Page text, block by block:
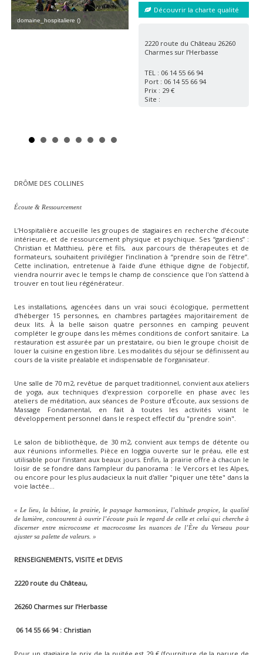
domaine_hospitaliere ()
Women outdoor taking care of lips ()
Découvrir la charte qualité
2220 route du Château 26260
Charmes sur l’Herbasse
TEL : 06 14 55 66 94
Port : 06 14 55 66 94
Prix : 29 €
Site :
DRÔME DES COLLINES
Écoute & Ressourcement
L’Hospitalière accueille les groupes de stagiaires en recherche d’écoute
intérieure, et de ressourcement physique et psychique. Ses “gardiens” :
Christian et Matthieu, père et fils, aux parcours de thérapeutes et de
formateurs, souhaitent privilégier l’inclination à “prendre soin de l’être”.
Cette inclination, entretenue à l’aide d’une éthique digne de l’objectif,
viendra nourrir avec le temps le champ de conscience que l'on s'attend à
trouver en tout lieu régénérateur.
Les installations, agencées dans un vrai souci écologique, permettent
d'héberger 15 personnes, en chambres partagées majoritairement de
deux lits. À la belle saison quatre personnes en camping peuvent
compléter le groupe dans les mêmes conditions de confort sanitaire. La
restauration est assurée par un prestataire, ou bien le groupe choisit de
louer la cuisine en gestion libre. Les modalités du séjour se définissent au
cours de la visite préalable et indispensable de l’organisateur.
Une salle de 70 m2, revêtue de parquet traditionnel, convient aux ateliers
de yoga, aux techniques d'expression corporelle en phase avec les
ateliers de méditation, aux séances de Posture d'Écoute, aux sessions de
Massage Fondamental, en fait à toutes les activités visant le
développement personnel dans le respect effectif du "prendre soin".
Le salon de bibliothèque, de 30 m2, convient aux temps de détente ou
aux réunions informelles. Pièce en loggia ouverte sur le préau, elle est
utilisable pour l’instant aux beaux jours. Enfin, la prairie offre à chacun le
loisir de se fondre dans l’ampleur du panorama : le Vercors et les Alpes,
ou encore pour les plus audacieux la nuit d'aller "piquer une tête" dans la
voie lactée...
« Le lieu, la bâtisse, la prairie, le paysage harmonieux, l’altitude propice, la qualité
de lumière, concourent à ouvrir l’écoute puis le regard de celle et celui qui cherche à
discerner entre microcosme et macrocosme les nuances de l’Ère du Verseau pour
ajuster sa palette de valeurs. »
RENSEIGNEMENTS, VISITE et DEVIS
2220 route du Château,
26260 Charmes sur l’Herbasse
06 14 55 66 94 : Christian